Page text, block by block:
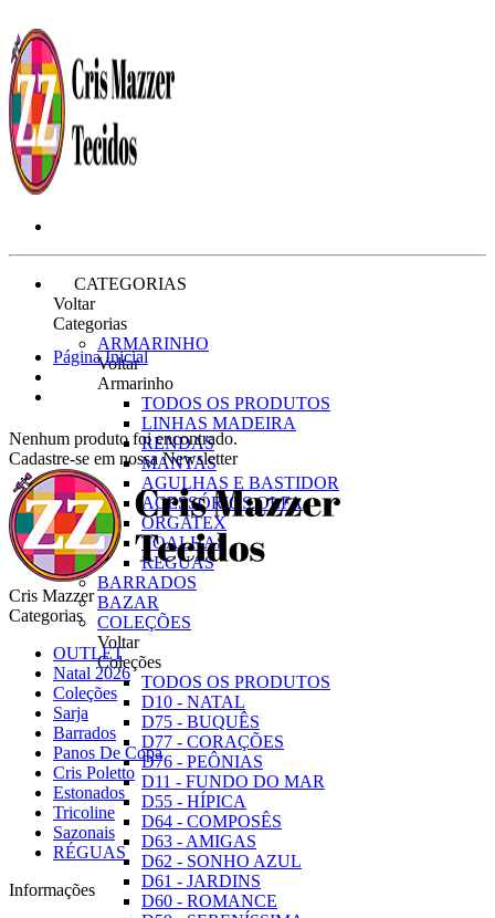
CATEGORIAS
Voltar
Categorias
ARMARINHO
Voltar
Armarinho
TODOS OS PRODUTOS
LINHAS MADEIRA
RENDAS
MANTAS
AGULHAS E BASTIDOR
ACESSÓRIOS OLFA
ORGATEX
TOALHAS
RÉGUAS
BARRADOS
BAZAR
COLEÇÕES
Voltar
Coleções
TODOS OS PRODUTOS
D10 - NATAL
D75 - BUQUÊS
D77 - CORAÇÕES
D76 - PEÔNIAS
D11 - FUNDO DO MAR
D55 - HÍPICA
D64 - COMPOSÊS
D63 - AMIGAS
D62 - SONHO AZUL
D61 - JARDINS
D60 - ROMANCE
Página Inicial
Nenhum produto foi encontrado.
Cadastre-se em nossa Newsletter
Cris Mazzer
Categorias
OUTLET
Natal 2026
Coleções
Sarja
Barrados
Panos De Copa
Cris Poletto
Estonados
Tricoline
Sazonais
RÉGUAS
Informações